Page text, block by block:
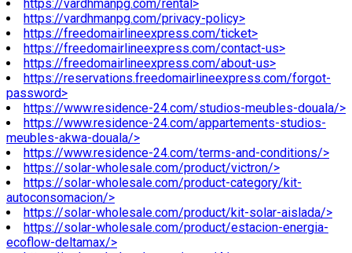
https://vardhmanpg.com/rental>
https://vardhmanpg.com/privacy-policy>
https://freedomairlineexpress.com/ticket>
https://freedomairlineexpress.com/contact-us>
https://freedomairlineexpress.com/about-us>
https://reservations.freedomairlineexpress.com/forgot-
password>
https://www.residence-24.com/studios-meubles-douala/>
https://www.residence-24.com/appartements-studios-
meubles-akwa-douala/>
https://www.residence-24.com/terms-and-conditions/>
https://solar-wholesale.com/product/victron/>
https://solar-wholesale.com/product-category/kit-
autoconsomacion/>
https://solar-wholesale.com/product/kit-solar-aislada/>
https://solar-wholesale.com/product/estacion-energia-
ecoflow-deltamax/>